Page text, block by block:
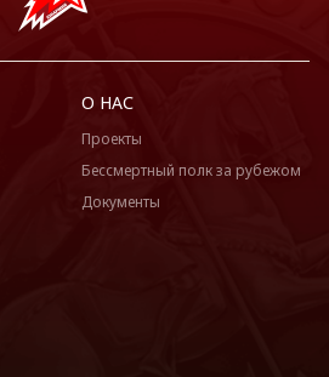
О НАС
Проекты
Бессмертный полк за рубежом
Документы